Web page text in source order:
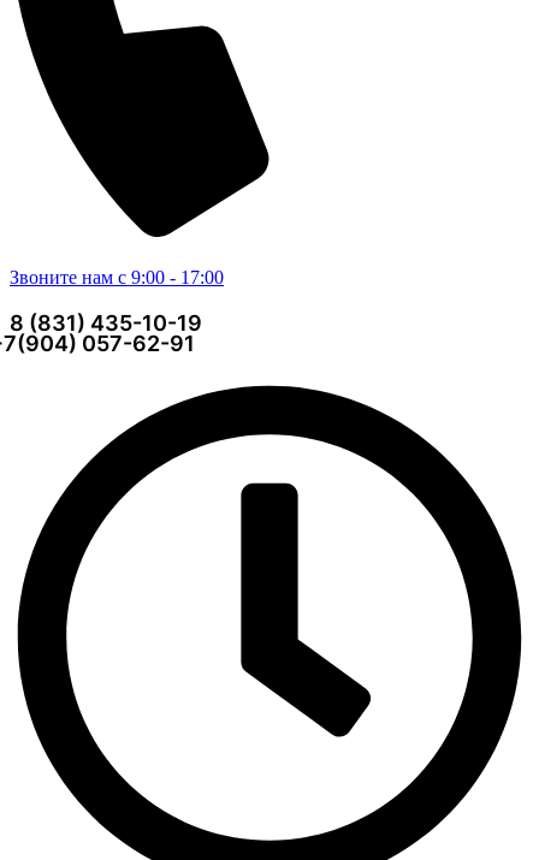
Звоните нам с 9:00 - 17:00
8 (831) 435-10-19
057-62-91